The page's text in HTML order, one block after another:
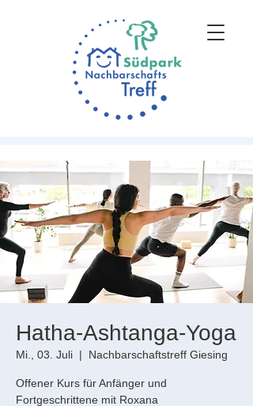
Hatha-Ashtanga-Yoga
Mi., 03. Juli
  |
Nachbarschaftstreff Giesing
Offener Kurs für Anfänger und
Fortgeschrittene mit Roxana